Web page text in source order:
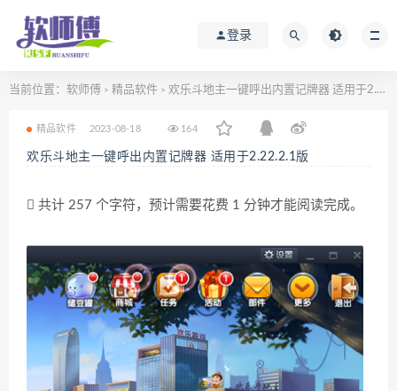
登录
当前位置： 软师傅 > 精品软件 > 欢乐斗地主一键呼出内置记牌器 适用于2.22.2.1版
精品软件 2023-08-18 164
欢乐斗地主一键呼出内置记牌器 适用于2.22.2.1版
共计 257 个字符，预计需要花费 1 分钟才能阅读完成。